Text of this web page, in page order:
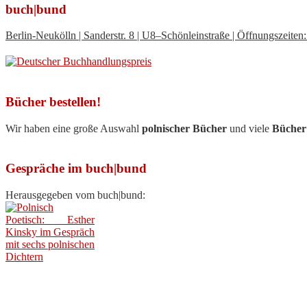
buch|bund
Berlin-Neukölln | Sanderstr. 8 | U8–Schönleinstraße |
Bücher bestellen!
Wir haben eine große Auswahl polnischer Bücher und viele
Gespräche im buch|bund
Herausgegeben vom buch|bund: